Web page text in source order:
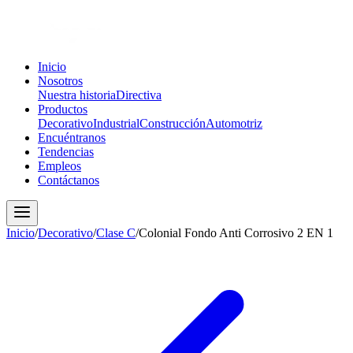
Inicio
Nosotros
Nuestra historiaDirectiva
Productos
DecorativoIndustrialConstrucciónAutomotriz
Encuéntranos
Tendencias
Empleos
Contáctanos
Inicio/Decorativo/Clase C/Colonial Fondo Anti Corrosivo 2 EN 1